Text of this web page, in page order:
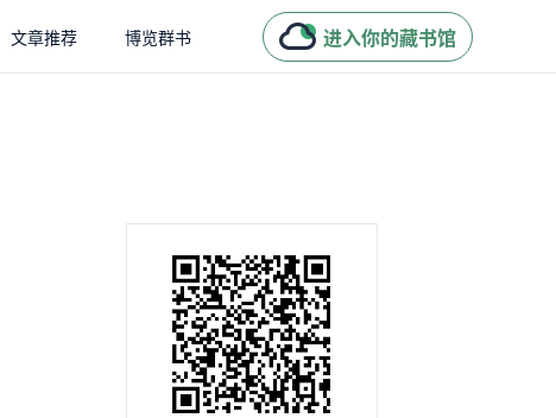
文章推荐 博览群书 进入你的藏书馆